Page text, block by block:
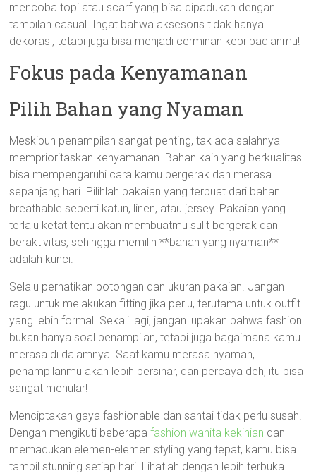
mencoba topi atau scarf yang bisa dipadukan dengan
tampilan casual. Ingat bahwa aksesoris tidak hanya
dekorasi, tetapi juga bisa menjadi cerminan kepribadianmu!
Fokus pada Kenyamanan
Pilih Bahan yang Nyaman
Meskipun penampilan sangat penting, tak ada salahnya
memprioritaskan kenyamanan. Bahan kain yang berkualitas
bisa mempengaruhi cara kamu bergerak dan merasa
sepanjang hari. Pilihlah pakaian yang terbuat dari bahan
breathable seperti katun, linen, atau jersey. Pakaian yang
terlalu ketat tentu akan membuatmu sulit bergerak dan
beraktivitas, sehingga memilih **bahan yang nyaman**
adalah kunci.
Selalu perhatikan potongan dan ukuran pakaian. Jangan
ragu untuk melakukan fitting jika perlu, terutama untuk outfit
yang lebih formal. Sekali lagi, jangan lupakan bahwa fashion
bukan hanya soal penampilan, tetapi juga bagaimana kamu
merasa di dalamnya. Saat kamu merasa nyaman,
penampilanmu akan lebih bersinar, dan percaya deh, itu bisa
sangat menular!
Menciptakan gaya fashionable dan santai tidak perlu susah!
Dengan mengikuti beberapafashion wanita kekinian dan
memadukan elemen-elemen styling yang tepat, kamu bisa
tampil stunning setiap hari. Lihatlah dengan lebih terbuka